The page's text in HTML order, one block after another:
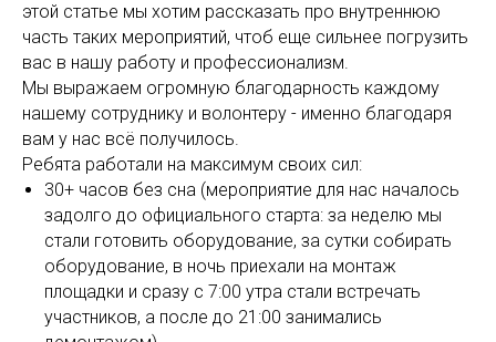
этой статье мы хотим рассказать про внутреннюю
часть таких мероприятий, чтоб еще сильнее погрузить
вас в нашу работу и профессионализм.
Мы выражаем огромную благодарность каждому
нашему сотруднику и волонтеру - именно благодаря
вам у нас всё получилось.
Ребята работали на максимум своих сил:
30+ часов без сна (мероприятие для нас началось
задолго до официального старта: за неделю мы
стали готовить оборудование, за сутки собирать
оборудование, в ночь приехали на монтаж
площадки и сразу с 7:00 утра стали встречать
участников, а после до 21:00 занимались